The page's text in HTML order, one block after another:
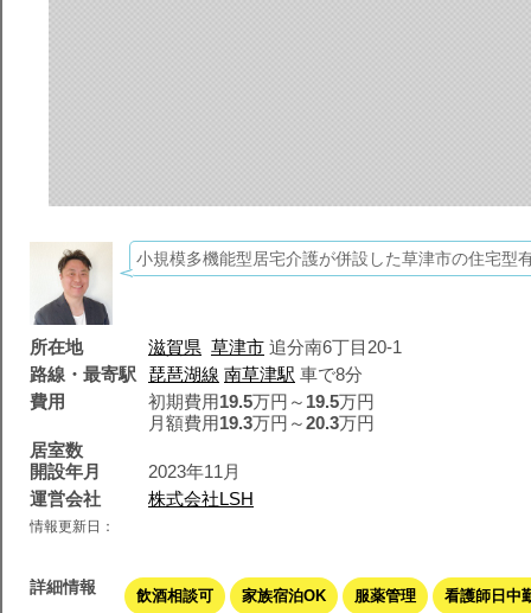
小規模多機能型居宅介護が併設した草津市の住宅型
所在地 滋賀県 草津市 追分南6丁目20-1
路線・最寄駅
琵琶湖線 南草津駅 車で8分
費用
初期費用19.5万円～ 19.5万円
月額費用19.3万円～20.3万円
居室数
開設年月
2023年11月
運営会社
株式会社LSH
情報更新日：
詳細情報 飲酒相談可 家族宿泊OK 服薬管理 看護師日中